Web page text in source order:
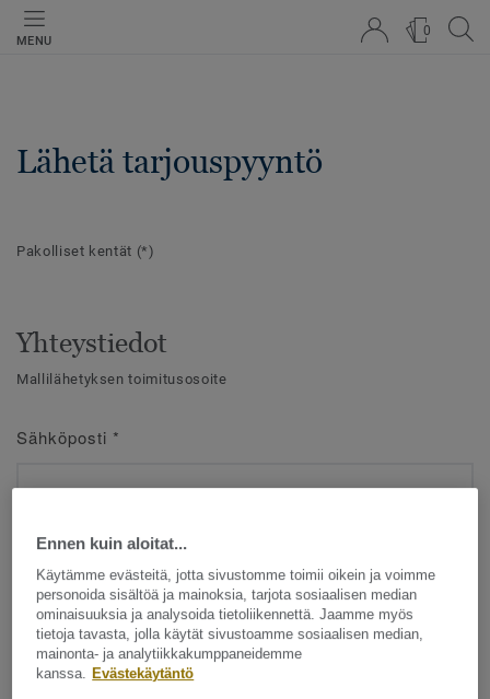
MENU
0
Lähetä tarjouspyyntö
Pakolliset kentät (*)
Yhteystiedot
Mallilähetyksen toimitusosoite
Sähköposti *
Etunimi*
Ennen kuin aloitat...
Käytämme evästeitä, jotta sivustomme toimii oikein ja voimme
personoida sisältöä ja mainoksia, tarjota sosiaalisen median
ominaisuuksia ja analysoida tietoliikennettä. Jaamme myös
tietoja tavasta, jolla käytät sivustoamme sosiaalisen median,
mainonta- ja analytiikkakumppaneidemme
kanssa.
Evästekäytäntö